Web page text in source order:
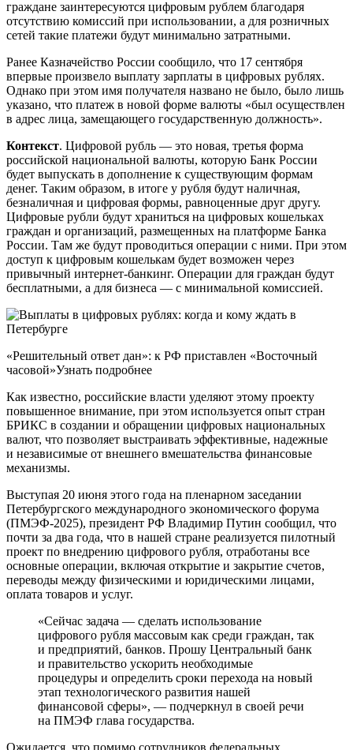
граждане заинтересуются цифровым рублем благодаря
отсутствию комиссий при использовании, а для розничных
сетей такие платежи будут минимально затратными.
Ранее Казначейство России сообщило, что 17 сентября
впервые произвело выплату зарплаты в цифровых рублях.
Однако при этом имя получателя названо не было, было лишь
указано, что платеж в новой форме валюты «был осуществлен
в адрес лица, замещающего государственную должность».
Контекст. Цифровой рубль — это новая, третья форма
российской национальной валюты, которую Банк России
будет выпускать в дополнение к существующим формам
денег. Таким образом, в итоге у рубля будут наличная,
безналичная и цифровая формы, равноценные друг другу.
Цифровые рубли будут храниться на цифровых кошельках
граждан и организаций, размещенных на платформе Банка
России. Там же будут проводиться операции с ними. При этом
доступ к цифровым кошелькам будет возможен через
привычный интернет-банкинг. Операции для граждан будут
бесплатными, а для бизнеса — с минимальной комиссией.
«Решительный ответ дан»: к РФ приставлен «Восточный
часовой»Узнать подробнее
Как известно, российские власти уделяют этому проекту
повышенное внимание, при этом используется опыт стран
БРИКС в создании и обращении цифровых национальных
валют, что позволяет выстраивать эффективные, надежные
и независимые от внешнего вмешательства финансовые
механизмы.
Выступая 20 июня этого года на пленарном заседании
Петербургского международного экономического форума
(ПМЭФ-2025), президент РФ Владимир Путин сообщил, что
почти за два года, что в нашей стране реализуется пилотный
проект по внедрению цифрового рубля, отработаны все
основные операции, включая открытие и закрытие счетов,
переводы между физическими и юридическими лицами,
оплата товаров и услуг.
«Сейчас задача — сделать использование
цифрового рубля массовым как среди граждан, так
и предприятий, банков. Прошу Центральный банк
и правительство ускорить необходимые
процедуры и определить сроки перехода на новый
этап технологического развития нашей
финансовой сферы», — подчеркнул в своей речи
на ПМЭФ глава государства.
Ожидается, что помимо сотрудников федеральных